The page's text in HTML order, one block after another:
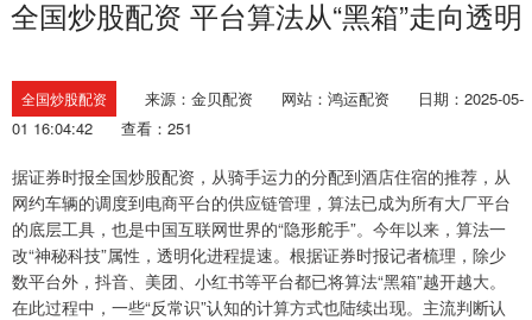
全国炒股配资 平台算法从“黑箱”走向透明
全国炒股配资 来源：金贝配资 网站：鸿运配资
日期：2025-05-
01 16:04:42
查看：251
据证券时报全国炒股配资，从骑手运力的分配到酒店住宿的推荐，从
网约车辆的调度到电商平台的供应链管理，算法已成为所有大厂平台
的底层工具，也是中国互联网世界的“隐形舵手”。今年以来，算法一
改“神秘科技”属性，透明化进程提速。根据证券时报记者梳理，除少
数平台外，抖音、美团、小红书等平台都已将算法“黑箱”越开越大。
在此过程中，一些“反常识”认知的计算方式也陆续出现。主流判断认